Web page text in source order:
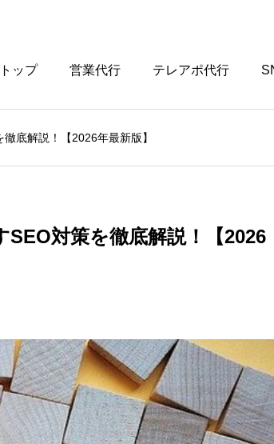
トップ 営業代行 テレアポ代行
底解説！【2026年最新版】
対策を徹底解説！【2026